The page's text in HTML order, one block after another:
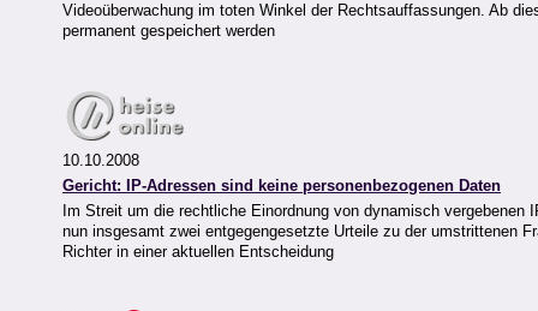
Videoüberwachung im toten Winkel der Rechtsauffassungen. Ab
permanent gespeichert werden
10.10.2008
Gericht: IP-Adressen sind keine personenbezogenen Daten
Im Streit um die rechtliche Einordnung von dynamisch
nun insgesamt zwei entgegengesetzte Urteile zu der umstrittenen
Richter in einer aktuellen Entscheidung